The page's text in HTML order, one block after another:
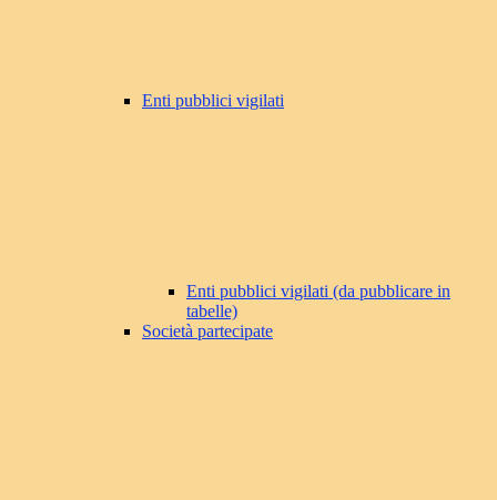
Enti pubblici vigilati
Enti pubblici vigilati (da pubblicare in
tabelle)
Società partecipate